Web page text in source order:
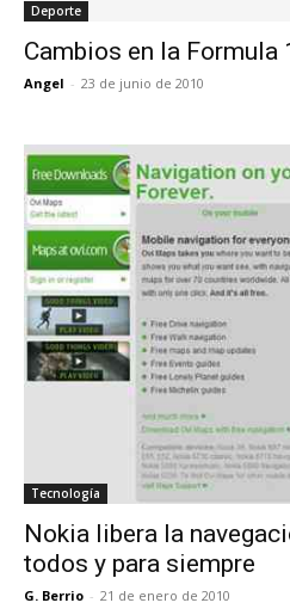
Deporte
Cambios en la Formula
Angel - 23 de junio de 2010
Tecnología
Nokia libera la
todos y para siempre
G. Berrio - 21 de enero de 2010